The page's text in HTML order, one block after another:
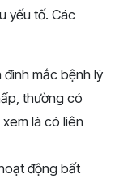
yếu tố. Các
đình mắc bệnh lý
thường có
là có liên
động bất